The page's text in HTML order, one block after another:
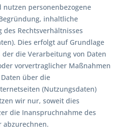
personenbezogene
inhaltliche
Rechtsverhältnisses
Dies erfolgt auf Grundlage
der die Verarbeitung von Daten
vorvertraglicher Maßnahmen
über die
(Nutzungsdaten)
wir nur, soweit dies
die Inanspruchnahme des
abzurechnen.